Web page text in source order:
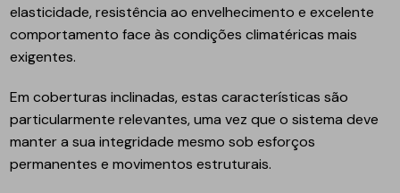
elasticidade, resistência ao envelhecimento e excelente
comportamento face às condições climatéricas mais
exigentes.
Em coberturas inclinadas, estas características são
particularmente relevantes, uma vez que o sistema deve
manter a sua integridade mesmo sob esforços
permanentes e movimentos estruturais.